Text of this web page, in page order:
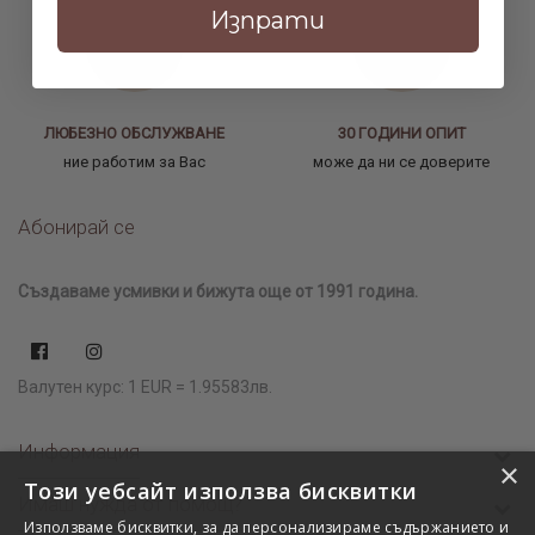
ЛЮБЕЗНО ОБСЛУЖВАНЕ
ние работим за Вас
30 ГОДИНИ ОПИТ
може да ни се доверите
Абонирай се
Създаваме усмивки и бижута още от 1991 година.
Валутен курс: 1 EUR = 1.95583лв.
Информация
Имаш нужда от помощ?
Изпрати
×
Този уебсайт използва бисквитки
Използваме бисквитки, за да персонализираме съдържанието и